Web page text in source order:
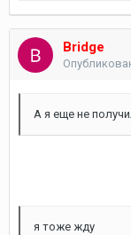
Bridge
А я еще не
я тоже жду